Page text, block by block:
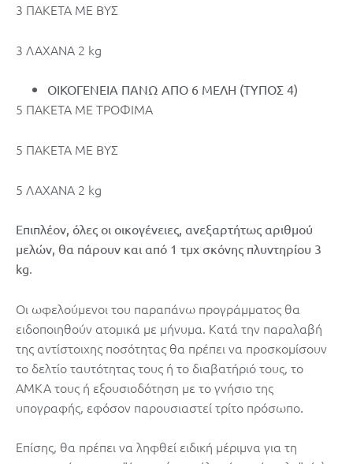
3 ΠΑΚΕΤΑ ΜΕ ΒΥΣ
3 ΛΑΧΑΝΑ 2 kg
ΟΙΚΟΓΕΝΕΙΑ ΠΑΝΩ ΑΠΟ 6 ΜΕΛΗ (ΤΥΠΟΣ 4)
5 ΠΑΚΕΤΑ ΜΕ ΤΡΟΦΙΜΑ
5 ΠΑΚΕΤΑ ΜΕ ΒΥΣ
5 ΛΑΧΑΝΑ 2 kg
Επιπλέον, όλες οι οικογένειες, ανεξαρτήτως αριθμού
μελών, θα πάρουν και από 1 τμχ σκόνης πλυντηρίου 3
kg.
Οι ωφελούμενοι του παραπάνω προγράμματος θα
ειδοποιηθούν ατομικά με μήνυμα. Κατά την παραλαβή
της αντίστοιχης ποσότητας θα πρέπει να προσκομίσουν
το δελτίο ταυτότητας τους ή το διαβατήριό τους, το
ΑΜΚΑ τους ή εξουσιοδότηση με το γνήσιο της
υπογραφής, εφόσον παρουσιαστεί τρίτο πρόσωπο.
Επίσης, θα πρέπει να ληφθεί ειδική μέριμνα για τη